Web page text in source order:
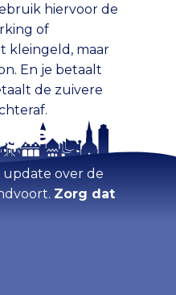
hiervoor de
of
kleingeld, maar
En je betaalt
de zuivere
over de
Zorg dat